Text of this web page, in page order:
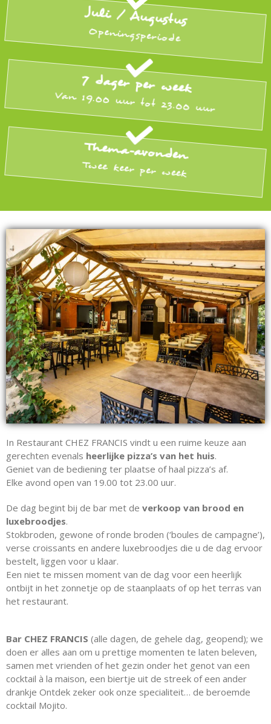
Juli / Augustus
Openingsperiode
7 dager per week
Van 19.00 uur tot 23.00 uur
Thema-avonden
Twee keer per week
In Restaurant CHEZ FRANCIS vindt u een ruime keuze aan
gerechten evenals heerlijke pizza’s van het huis.
Geniet van de bediening ter plaatse of haal pizza’s af.
Elke avond open van 19.00 tot 23.00 uur.
De dag begint bij de bar met de verkoop van brood en
luxebroodjes.
Stokbroden, gewone of ronde broden (‘boules de campagne’),
verse croissants en andere luxebroodjes die u de dag ervoor
bestelt, liggen voor u klaar.
Een niet te missen moment van de dag voor een heerlijk
ontbijt in het zonnetje op de staanplaats of op het terras van
het restaurant.
Bar CHEZ FRANCIS (alle dagen, de gehele dag, geopend); we
doen er alles aan om u prettige momenten te laten beleven,
samen met vrienden of het gezin onder het genot van een
cocktail à la maison, een biertje uit de streek of een ander
drankje Ontdek zeker ook onze specialiteit… de beroemde
cocktail Mojito.